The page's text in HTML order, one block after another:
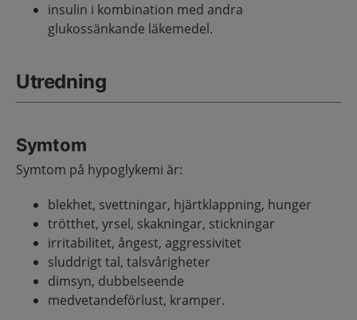
insulin i kombination med andra
glukossänkande läkemedel.
Utredning
Symtom
Symtom på hypoglykemi är:
blekhet, svettningar, hjärtklappning, hunger
trötthet, yrsel, skakningar, stickningar
irritabilitet, ångest, aggressivitet
sluddrigt tal, talsvårigheter
dimsyn, dubbelseende
medvetandeförlust, kramper.